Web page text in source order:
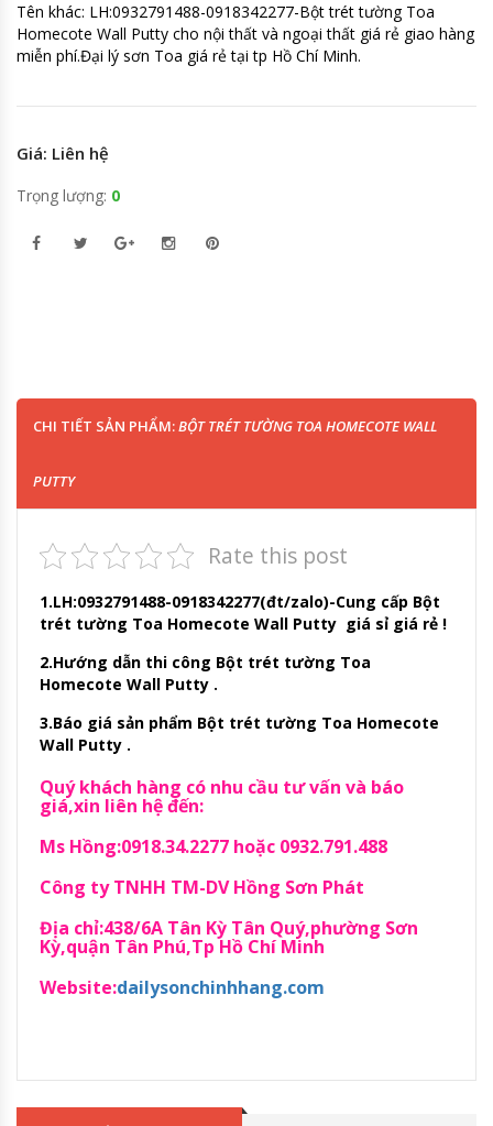
Tên khác: LH:0932791488-0918342277-Bột trét tường Toa
Homecote Wall Putty cho nội thất và ngoại thất giá rẻ giao hàng
miễn phí.Đại lý sơn Toa giá rẻ tại tp Hồ Chí Minh.
Giá: Liên hệ
Trọng lượng: 0
CHI TIẾT SẢN PHẨM:BỘT TRÉT TƯỜNG TOA HOMECOTE WALL
PUTTY
Rate this post
1.LH:0932791488-0918342277(đt/zalo)-Cung cấp Bột
trét tường Toa Homecote Wall Putty giá sỉ giá rẻ !
2.Hướng dẫn thi công Bột trét tường Toa
Homecote Wall Putty .
3.Báo giá sản phẩm Bột trét tường Toa Homecote
Wall Putty .
Quý khách hàng có nhu cầu tư vấn và báo
giá,xin liên hệ đến:
Ms Hồng:0918.34.2277 hoặc 0932.791.488
Công ty TNHH TM-DV Hồng Sơn Phát
Địa chỉ:438/6A Tân Kỳ Tân Quý,phường Sơn
Kỳ,quận Tân Phú,Tp Hồ Chí Minh
Website:dailysonchinhhang.com